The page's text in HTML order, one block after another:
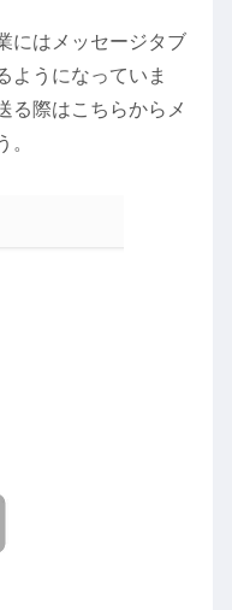
にはメッセージタブ
ようになっていま
る際はこちらからメ
。